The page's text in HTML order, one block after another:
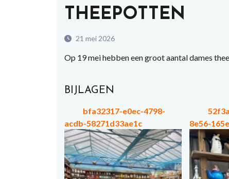
THEEPOTTEN
21 mei 2026
Op 19 mei hebben een groot aantal dames
BIJLAGEN
bfa32317-e0ec-4798-
acdb-58271d33ae1c
8e56-